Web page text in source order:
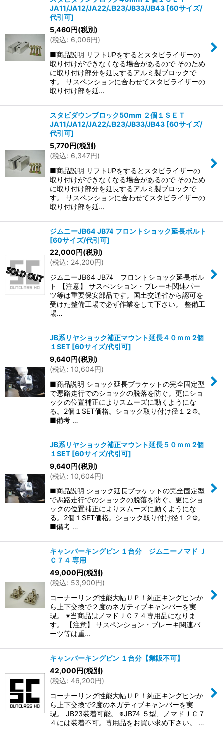
JA11/JA12/JA22/JB23/JB33/JB43 [60サイズ/
代引可]
5,460円(税別)
(税込: 6,006円)
■商品説明 リフトUPをするとスタビライザーの
取り付けができなくなる場合があるので そのため
に取り付け部分を延長するアルミ製ブロックで
す。 サスペンションに合わせてスタビライザーの
取り付け部を延…
スタビダウンブロック50mm ２個１ＳＥＴ
JA11/JA12/JA22/JB23/JB33/JB43 [60サイズ/
代引可]
5,770円(税別)
(税込: 6,347円)
■商品説明 リフトUPをするとスタビライザーの
取り付けができなくなる場合があるので そのため
に取り付け部分を延長するアルミ製ブロックで
す。 サスペンションに合わせてスタビライザーの
取り付け部を延…
ジムニーJB64 JB74 フロントショック延長ボルト
[60サイズ/代引可]
22,000円(税別)
(税込: 24,200円)
ジムニーJB64 JB74 フロントショック延長ボル
ト 【注意】 サスペンション・ブレーキ関連パー
ツ等は重要保安部品です。国土交通省から認可を
受けた整備工場で必ず作業をして下さい。 整備工
場…
JB系リヤショック補正マウント延長４０ｍｍ 2個
１SET [60サイズ/代引可]
9,640円(税別)
(税込: 10,604円)
■商品説明 ショック延長ブラケットの完全固定型
で悪路走行でのショックの脱落を防ぐ。更にショ
ックの位置補正によりスムーズに動くようにな
る。2個１SET価格。ショック取り付け径１２Ф。
■備考 …
JB系リヤショック補正マウント延長５０ｍｍ 2個
１SET [60サイズ/代引可]
9,640円(税別)
(税込: 10,604円)
■商品説明 ショック延長ブラケットの完全固定型
で悪路走行でのショックの脱落を防ぐ。更にショ
ックの位置補正によりスムーズに動くようにな
る。2個１SET価格。ショック取り付け径１２Ф。
■備考 …
キャンバーキングピン １台分 ジムニーノマド Ｊ
Ｃ７４ 専用
49,000円(税別)
(税込: 53,900円)
コーナーリング性能大幅ＵＰ！純正キングピンか
ら上下交換で２度のネガティブキャンバーを実
現。 ※当商品はノマドＪＣ７４専用品になりま
す。 【注意】 サスペンション・ブレーキ関連パ
ーツ等は重…
キャンバーキングピン １台分【業販不可】
42,000円(税別)
(税込: 46,200円)
コーナーリング性能大幅ＵＰ！純正キングピンか
ら上下交換で2度のネガティブキャンバーを実
現。 JB23装着可能。 ※JB74 ５型、ノマドＪＣ７
４には装着不可。専用品をお買い求め下さい。 …